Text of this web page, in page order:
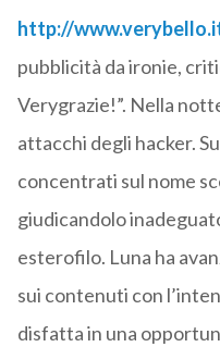
http://
pubblicità da ironie,
Verygrazie!”. Nella
attacchi degli hacker.
concentrati sul nome
giudicandolo
esterofilo. Luna ha
sui contenuti con
disfatta in una